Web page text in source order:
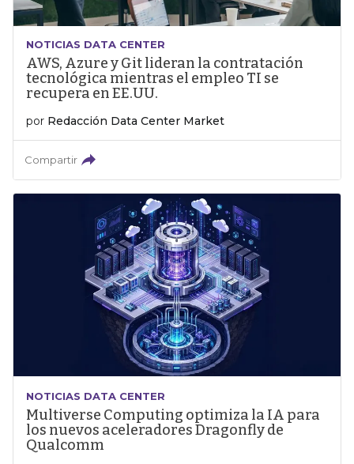
NOTICIAS DATA CENTER
AWS, Azure y Git lideran la contratación
tecnológica mientras el empleo TI se
recupera en EE.UU.
por Redacción Data Center Market
Compartir
NOTICIAS DATA CENTER
Multiverse Computing optimiza la IA para
los nuevos aceleradores Dragonfly de
Qualcomm